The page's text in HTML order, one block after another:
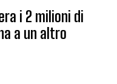
i 2 milioni di
a un altro